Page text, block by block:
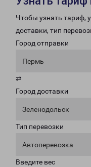
Чтобы узнать тариф,
доставки, тип
Город отправки
Пермь
⇄
Город доставки
Зеленодольск
Тип перевозки
Автоперевозка
Введите вес